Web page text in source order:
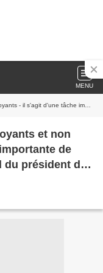
MENU
officiel du président du département de l'Information Synodale
et non
de
du président du